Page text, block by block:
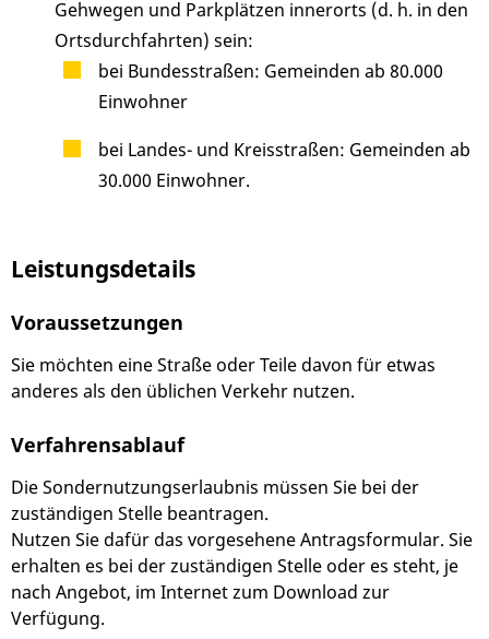
Gehwegen und Parkplätzen innerorts (d. h. in den
Ortsdurchfahrten) sein:
bei Bundesstraßen: Gemeinden ab 80.000
Einwohner
bei Landes- und Kreisstraßen: Gemeinden ab
30.000 Einwohner.
Leistungsdetails
Voraussetzungen
Sie möchten eine Straße oder Teile davon für etwas
anderes als den üblichen Verkehr nutzen.
Verfahrensablauf
Die Sondernutzungserlaubnis müssen Sie bei der
zuständigen Stelle beantragen.
Nutzen Sie dafür das vorgesehene Antragsformular. Sie
erhalten es bei der zuständigen Stelle oder es steht, je
nach Angebot, im Internet zum Download zur
Verfügung.